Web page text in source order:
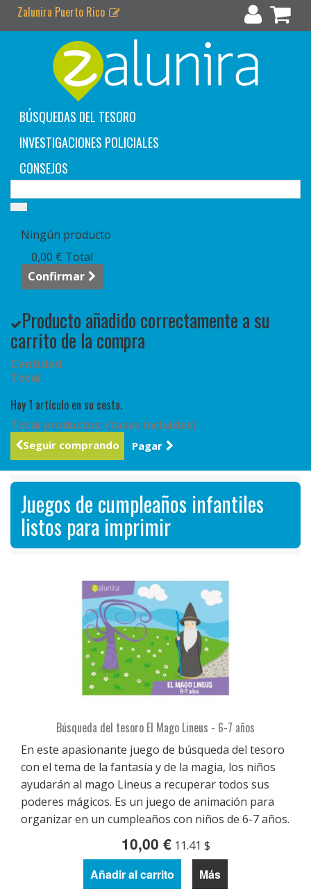
Zalunira Puerto Rico
BÚSQUEDAS DEL TESORO
INVESTIGACIONES POLICIALES
CONSEJOS
Ningún producto
0,00 € Total
Confirmar
Producto añadido correctamente a su
carrito de la compra
Cantidad
Total
Hay 1 artículo en su cesta.
Total productos: (tasas incluídas)
Seguir comprando Pagar
Juegos de cumpleaños infantiles
listos para imprimir
Búsqueda del tesoro El Mago Lineus - 6-7 años
En este apasionante juego de búsqueda del tesoro
con el tema de la fantasía y de la magia, los niños
ayudarán al mago Lineus a recuperar todos sus
poderes mágicos. Es un juego de animación para
organizar en un cumpleaños con niños de 6-7 años.
10,00 € 11.41 $
Añadir al carrito Más